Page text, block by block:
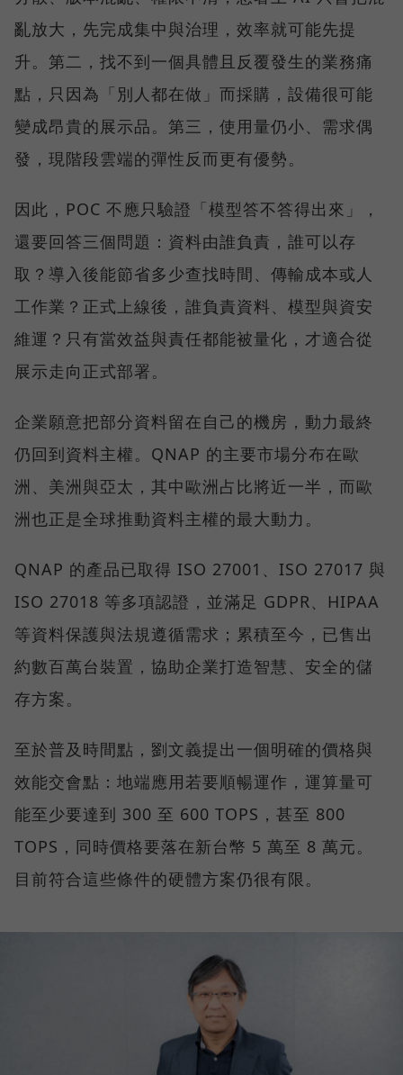
亂放大，先完成集中與治理，效率就可能先提
升。第二，找不到一個具體且反覆發生的業務痛
點，只因為「別人都在做」而採購，設備很可能
變成昂貴的展示品。第三，使用量仍小、需求偶
發，現階段雲端的彈性反而更有優勢。
因此，POC 不應只驗證「模型答不答得出來」，
還要回答三個問題：資料由誰負責，誰可以存
取？導入後能節省多少查找時間、傳輸成本或人
工作業？正式上線後，誰負責資料、模型與資安
維運？只有當效益與責任都能被量化，才適合從
展示走向正式部署。
企業願意把部分資料留在自己的機房，動力最終
仍回到資料主權。QNAP 的主要市場分布在歐
洲、美洲與亞太，其中歐洲占比將近一半，而歐
洲也正是全球推動資料主權的最大動力。
QNAP 的產品已取得 ISO 27001、ISO 27017 與
ISO 27018 等多項認證，並滿足 GDPR、HIPAA
等資料保護與法規遵循需求；累積至今，已售出
約數百萬台裝置，協助企業打造智慧、安全的儲
存方案。
至於普及時間點，劉文義提出一個明確的價格與
效能交會點：地端應用若要順暢運作，運算量可
能至少要達到 300 至 600 TOPS，甚至 800
TOPS，同時價格要落在新台幣 5 萬至 8 萬元。
目前符合這些條件的硬體方案仍很有限。